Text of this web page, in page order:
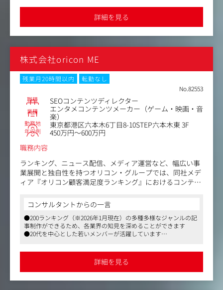
＼競合不在のサービスのため「どう勝つか」より「どう勝
ち続けるか」の戦略実行ができます／
の提案やレポーティング
・アクセス解析、ユーザー行動分析、検索順位モニタリン
グ等を通じた課題抽出、改善案出し
・SEOおよびCVR改善のためのサイト改修・制作のプロジ
ェクトマネジメント・ディレクション
・メディア運営、コンテンツ制作の企画・ディレクション
・SEO以外のマーケティング領域（SNS運用、CRM、広告
運用、ブランディング等）の企画・運用
※上記以外にも、ご経験やスキル、興味に応じて幅広い業
務を担当していただくことができます。
詳細を見る
株式会社oricon ME
残業月20時間以内
転勤なし
No.82553
職種 SEOコンテンツディレクター
業種
エンタメコンテンツメーカー（ゲーム・映画・音
楽）
勤務地 東京都港区六本木6丁目8-10STEP六本木東 3F
年収例
450万円～600万円
職務内容
ランキング、ニュース配信、メディア運営など、幅広い事
業展開と独自性を持つオリコン・グループでは、同社メデ
ィア『オリコン顧客満足度ランキング』におけるコンテン
記事制作にかかる品質・進行管理全般を中心にお任せしま
す。ご経験・適性等に応じ、ライティング業務や、将来的
にはアクセス解析・UI/UX施策立案～実行など、サイト運
営全般に関わることも出来るポジションです。
・SEOコンテンツの編集・ライティング（キーワード調
査、構成案、記事内容チェック・監修者手配、品質・進行
コンサルタントからの一言
●200ランキング（※2026年1月現在）の多種多様なジャンルの記
事制作ができるため、各業界の知見を深めることができます
●20代を中心とした若いメンバーが活躍しています
詳細を見る